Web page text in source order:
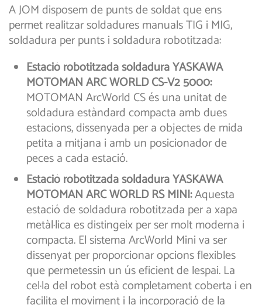
A JOM disposem de punts de soldat que ens
permet realitzar soldadures manuals TIG i MIG,
soldadura per punts i soldadura robotitzada:
Estació robotitzada soldadura YASKAWA
MOTOMAN ARC WORLD CS-V2 5000:
MOTOMAN ArcWorld CS és una unitat de
soldadura estàndard compacta amb dues
estacions, dissenyada per a objectes de mida
petita a mitjana i amb un posicionador de
peces a cada estació.
Estació robotitzada soldadura YASKAWA
MOTOMAN ARC WORLD RS MINI:Aquesta
estació de soldadura robotitzada per a xapa
metàl·lica es distingeix per ser molt moderna i
compacta. El sistema ArcWorld Mini va ser
dissenyat per proporcionar opcions flexibles
que permetessin un ús eficient de lespai. La
cel·la del robot està completament coberta i en